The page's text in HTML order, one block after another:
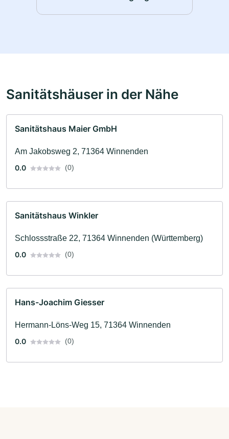
Sanitätshäuser in der Nähe
Sanitätshaus Maier GmbH
Am Jakobsweg 2, 71364 Winnenden
0.0
(0)
Sanitätshaus Winkler
Schlossstraße 22, 71364 Winnenden (Württemberg)
0.0
(0)
Hans-Joachim Giesser
Hermann-Löns-Weg 15, 71364 Winnenden
0.0
(0)